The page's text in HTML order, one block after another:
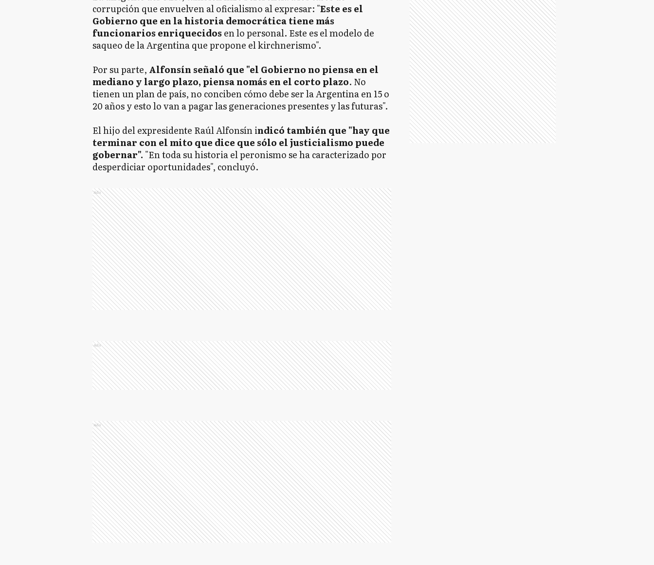
corrupción que envuelven al oficialismo al expresar: "Este es el
Gobierno que en la historia democrática tiene más
funcionarios enriquecidos en lo personal. Este es el modelo de
saqueo de la Argentina que propone el kirchnerismo".
Por su parte, Alfonsín señaló que "el Gobierno no piensa en el
mediano y largo plazo, piensa nomás en el corto plazo. No
tienen un plan de país, no conciben cómo debe ser la Argentina en 15 o
20 años y esto lo van a pagar las generaciones presentes y las futuras".
El hijo del expresidente Raúl Alfonsín indicó también que "hay que
terminar con el mito que dice que sólo el justicialismo puede
gobernar". "En toda su historia el peronismo se ha caracterizado por
desperdiciar oportunidades", concluyó.
Ads
Ads
Ads